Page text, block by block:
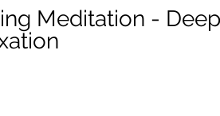
Meditation - Deep